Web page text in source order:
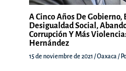
A Cinco Años De Gobierno,
Desigualdad Social,
Corrupción Y Más
Hernández
15 de noviembre de 2021 /Oaxaca /